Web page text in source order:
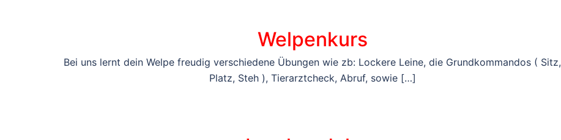
Welpenkurs
Bei uns lernt dein Welpe freudig verschiedene Übungen wie zb: Lockere Leine, die Grundkommandos ( Sitz,
Platz, Steh ), Tierarztcheck, Abruf, sowie […]